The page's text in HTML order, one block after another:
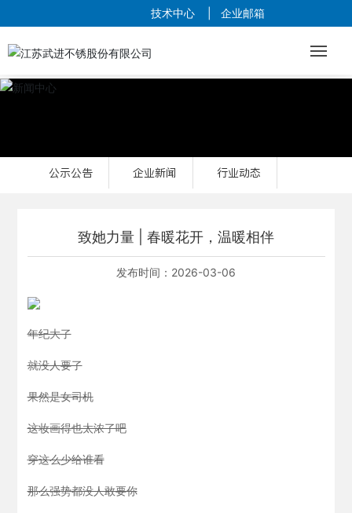
技术中心| 企业邮箱
网站首页
产品中心
营销与服务
关于我们
职业发展
投资者关系
公示公告 企业新闻 行业动态
致她力量 | 春暖花开，温暖相伴
发布时间： 2026-03-06
年纪大了
就没人要了
果然是女司机
这妆画得也太浓了吧
穿这么少给谁看
那么强势都没人敢要你